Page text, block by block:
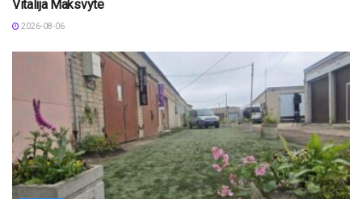
Vitalija Maksvyte
2026-08-06